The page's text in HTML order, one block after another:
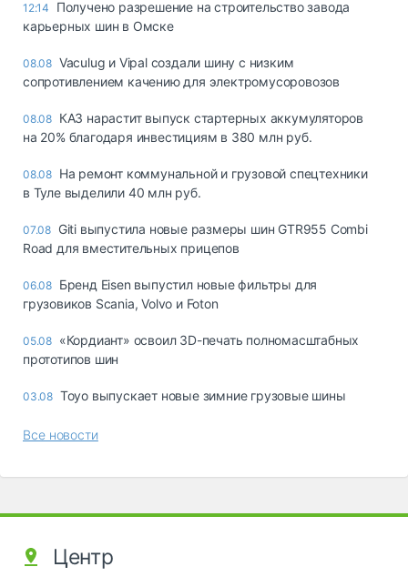
12:14
Получено разрешение на строительство завода
карьерных шин в Омске
08.08 Vaculug и Vipal создали шину с низким
сопротивлением качению для электромусоровозов
08.08 КАЗ нарастит выпуск стартерных аккумуляторов
на 20% благодаря инвестициям в 380 млн руб.
08.08 На ремонт коммунальной и грузовой спецтехники
в Туле выделили 40 млн руб.
07.08 Giti выпустила новые размеры шин GTR955 Combi
Road для вместительных прицепов
06.08 Бренд Eisen выпустил новые фильтры для
грузовиков Scania, Volvo и Foton
05.08 «Кордиант» освоил 3D-печать полномасштабных
прототипов шин
03.08 Toyo выпускает новые зимние грузовые шины
Все новости
Центр